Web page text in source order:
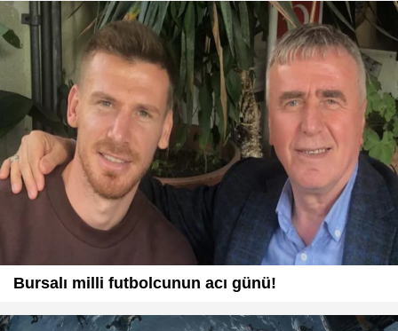
Bursalı milli futbolcunun acı günü!